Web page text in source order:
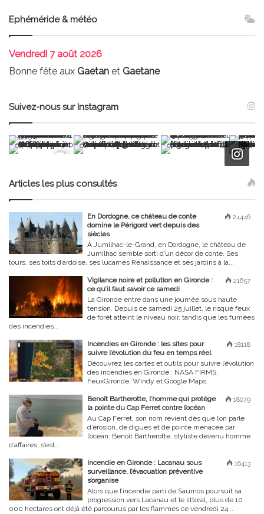
Ephéméride & météo
Vendredi 7 août 2026
Bonne fête aux Gaetan et Gaetane
Suivez-nous sur Instagram
Articles les plus consultés
24446
En Dordogne, ce château de conte
domine le Périgord vert depuis des
siècles
À Jumilhac-le-Grand, en Dordogne, le château de
Jumilhac semble sorti d’un décor de conte. Ses
tours, ses toits d’ardoise, ses lucarnes Renaissance et ses jardins à la...
21657
Vigilance noire et pollution en Gironde :
ce qu’il faut savoir ce samedi
La Gironde entre dans une journée sous haute
tension. Depuis ce samedi 25 juillet, le risque feux
de forêt atteint le niveau noir, tandis que les fumées
des incendies...
18118
Incendies en Gironde : les sites pour
suivre l’évolution du feu en temps réel
Découvrez les cartes et outils pour suivre l’évolution
des incendies en Gironde : NASA FIRMS,
FeuxGironde, Windy et Google Maps.
18079
Benoît Bartherotte, l’homme qui protège
la pointe du Cap Ferret contre l’océan
Au Cap Ferret, son nom revient dès que l’on parle
d’érosion, de digues et de pointe menacée par
l’océan. Benoît Bartherotte, styliste devenu homme
d’affaires, s’est...
16413
Incendie en Gironde : Lacanau sous
surveillance, l’évacuation préventive
s’organise
Alors que l’incendie parti de Saumos poursuit sa
progression vers Lacanau et le littoral, plus de 10
000 hectares ont déjà été parcourus par les flammes ce vendredi 24...